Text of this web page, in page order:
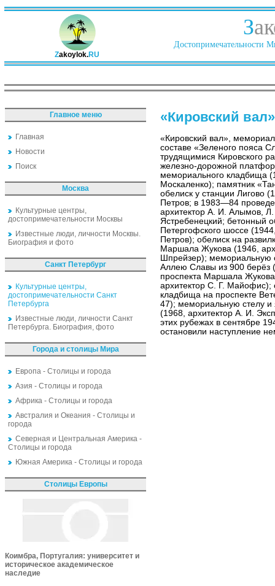
Zakoylok.RU
З
Достопримечательности
Главное меню
Главная
Новости
Поиск
Москва
Культурные центры,
достопримечательности Москвы
Известные люди, личности Москвы.
Биография и фото
Санкт Петербург
Культурные центры,
достопримечательности Санкт
Петербурга
Известные люди, личности Санкт
Петербурга. Биография, фото
Города и столицы Мира
Европа - Столицы и города
Азия - Столицы и города
Африка - Столицы и города
Австралия и Океания - Столицы и
города
Северная и Центральная Америка -
Столицы и города
Южная Америка - Столицы и города
Столицы Европы
Коимбра, Португалия: университет и
историческое академическое
наследие
«Кировский вал»
«Кировский вал»,
составе «Зеленого пояса
трудящимися Кировского
железно-дорожной
мемориального кладбища
Москаленко); памятник
обелиск у станции Лигово
Петров; в 1983—84
архитектор А. И. Алымов,
Ястребенецкий; бетонный
Петергофского шоссе
Петров); обелиск на
Маршала Жукова (1946,
Шпрейзер); мемориальную
Аллею Славы из 900 берёз
проспекта Маршала
архитектор С. Г. Майофис);
кладбища на проспекте
47); мемориальную стелу и
(1968, архитектор А. И.
этих рубежах в сентябре
остановили наступление